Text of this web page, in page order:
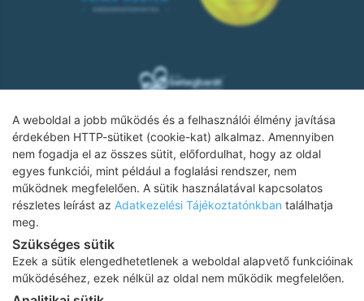
A weboldal a jobb működés és a felhasználói élmény javítása
érdekében HTTP-sütiket (cookie-kat) alkalmaz. Amennyiben
nem fogadja el az összes sütit, előfordulhat, hogy az oldal
egyes funkciói, mint például a foglalási rendszer, nem
működnek megfelelően. A sütik használatával kapcsolatos
részletes leírást az Adatkezelési Tájékoztatónkban találhatja
meg.
Szükséges sütik
Ezek a sütik elengedhetetlenek a weboldal alapvető funkcióinak
működéséhez, ezek nélkül az oldal nem működik megfelelően.
Adatkezelési tájékoztató
Impresszum
Karrier